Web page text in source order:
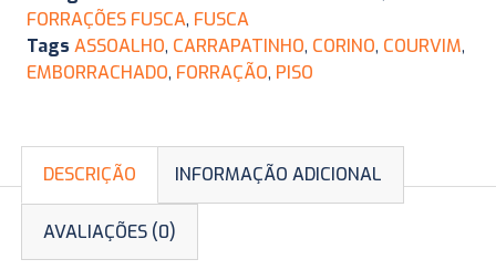
FORRAÇÕES FUSCA, FUSCA
Tags ASSOALHO, CARRAPATINHO, CORINO, COURVIM,
EMBORRACHADO, FORRAÇÃO, PISO
DESCRIÇÃO INFORMAÇÃO ADICIONAL
AVALIAÇÕES (0)